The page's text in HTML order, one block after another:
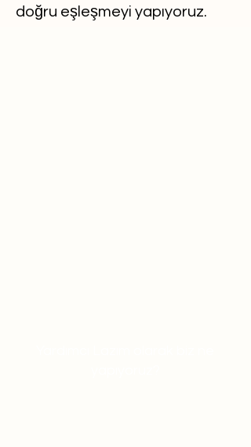
doğru eşleşmeyi yapıyoruz.